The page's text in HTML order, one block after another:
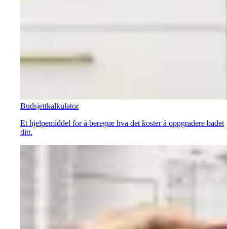
Budsjettkalkulator
Et hjelpemiddel for å beregne hva det koster å oppgradere badet
ditt.